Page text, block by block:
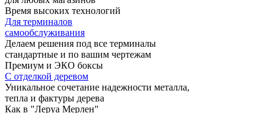
Время высоких технологий
Для терминалов
самообслуживания
Делаем решения под все терминалы
стандартные и по вашим чертежам
Премиум и ЭКО боксы
С отделкой деревом
Уникальное сочетание надежности металла,
тепла и фактуры дерева
Как в "Леруа Мерлен"